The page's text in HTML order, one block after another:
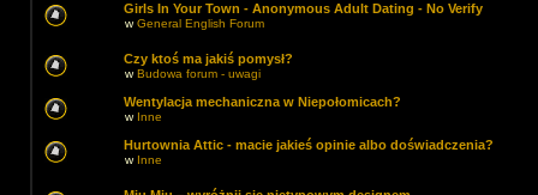
Girls In Your Town - Anonymous Adult Dating - No Verify
wGeneral English Forum
Czy ktoś ma jakiś pomysł?
wBudowa forum - uwagi
Wentylacja mechaniczna w Niepołomicach?
w Inne
Hurtownia Attic - macie jakieś opinie albo doświadczenia?
w Inne